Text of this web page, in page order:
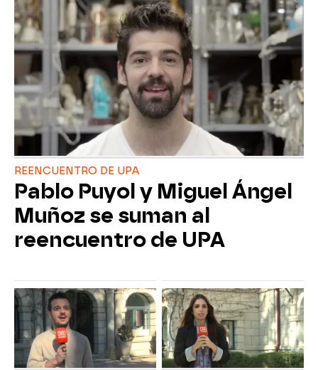
REENCUENTRO DE UPA
Pablo Puyol y Miguel Ángel
Muñoz se suman al
reencuentro de UPA